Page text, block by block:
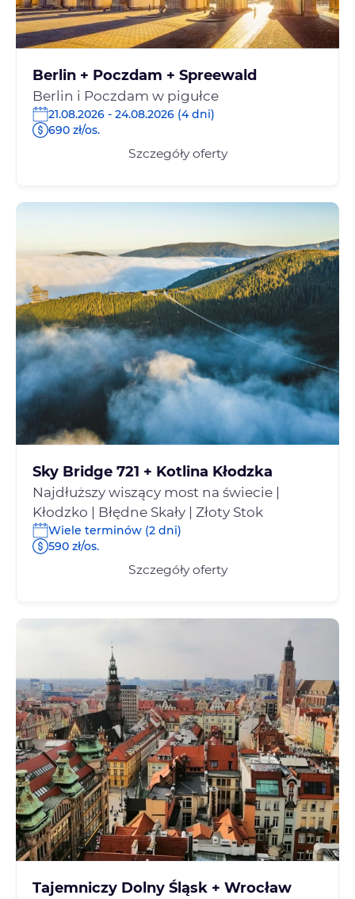
Berlin + Poczdam + Spreewald
Berlin i Poczdam w pigułce
21.08.2026 - 24.08.2026 (4 dni)
690 zł/os.
Szczegóły oferty
Sky Bridge 721 + Kotlina Kłodzka
Najdłuższy wiszący most na świecie |
Kłodzko | Błędne Skały | Złoty Stok
Wiele terminów (2 dni)
590 zł/os.
Szczegóły oferty
Tajemniczy Dolny Śląsk + Wrocław